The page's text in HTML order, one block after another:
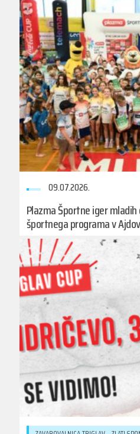
09.07.2026.
Plazma Športne iger
športnega programa v